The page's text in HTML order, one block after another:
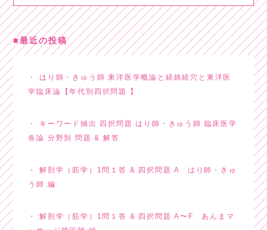
最近の投稿
はり師・きゅう師 東洋医学概論と経絡経穴と東洋医
学臨床論【年代別四択問題 】
キーワード抽出 四択問題 はり師・きゅう師 臨床医学
各論 分野別 問題 & 解答
解剖学（筋学）1問１答 & 四択問題 A はり師・きゅ
う師 編
解剖学（筋学）1問１答 & 四択問題 A〜F あんまマ